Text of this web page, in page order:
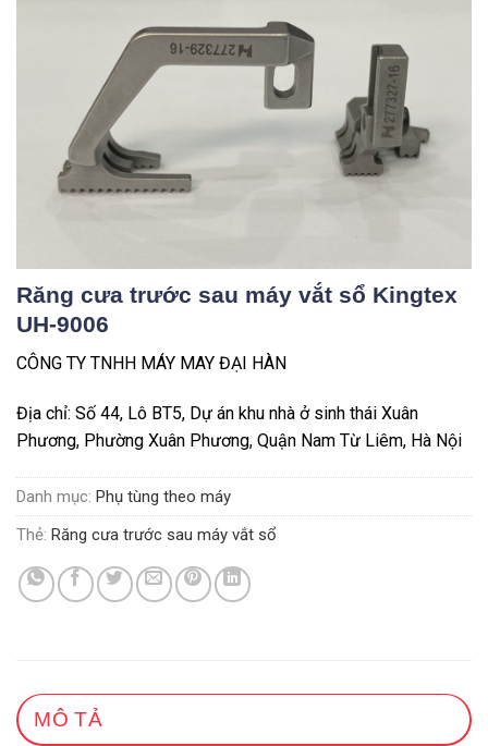
Răng cưa trước sau máy vắt sổ Kingtex
UH-9006
CÔNG TY TNHH MÁY MAY ĐẠI HÀN
Địa chỉ: Số 44, Lô BT5, Dự án khu nhà ở sinh thái Xuân
Phương, Phường Xuân Phương, Quận Nam Từ Liêm, Hà Nội
Danh mục: Phụ tùng theo máy
Thẻ: Răng cưa trước sau máy vắt sổ
MÔ TẢ